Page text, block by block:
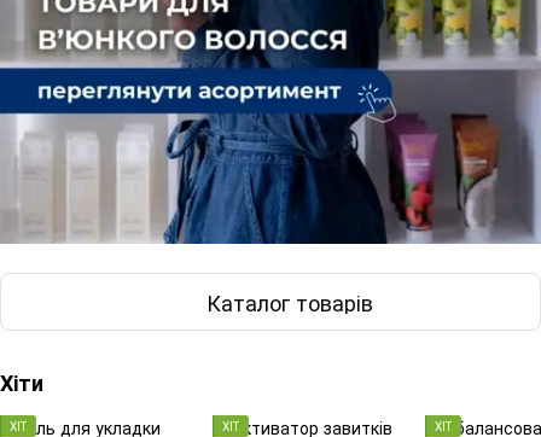
Каталог товарів
Хіти
ХІТ ХІТ ХІТ